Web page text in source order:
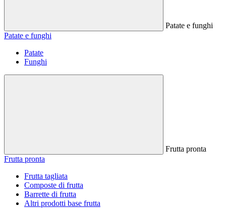
Patate e funghi
Patate e funghi
Patate
Funghi
Frutta pronta
Frutta pronta
Frutta tagliata
Composte di frutta
Barrette di frutta
Altri prodotti base frutta